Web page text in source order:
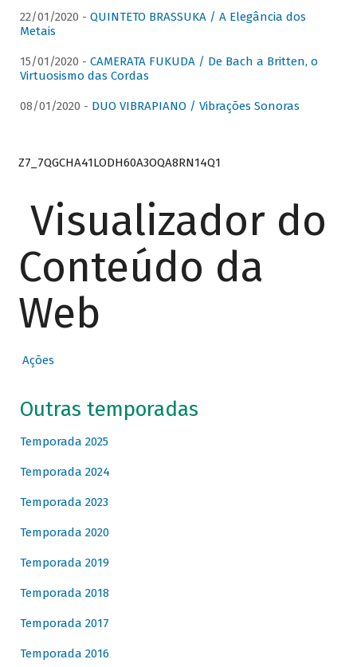
22/01/2020 - QUINTETO BRASSUKA / A Elegância dos
Metais
15/01/2020 - CAMERATA FUKUDA / De Bach a Britten, o
Virtuosismo das Cordas
08/01/2020 - DUO VIBRAPIANO / Vibrações Sonoras
Z7_7QGCHA41LODH60A3OQA8RN14Q1
Visualizador do
Conteúdo da
Web
Ações
Outras temporadas
Temporada 2025
Temporada 2024
Temporada 2023
Temporada 2020
Temporada 2019
Temporada 2018
Temporada 2017
Temporada 2016